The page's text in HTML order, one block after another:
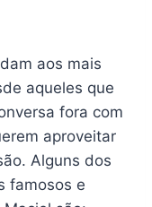
aos mais
aqueles que
fora com
aproveitar
Alguns dos
famosos e